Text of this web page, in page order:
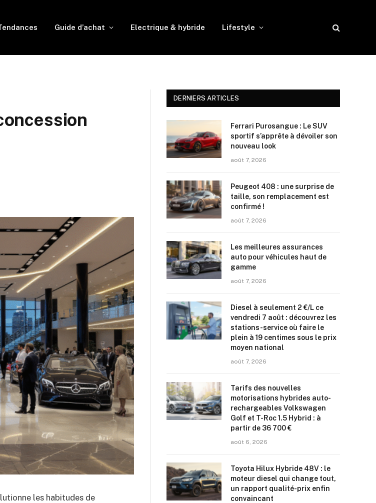
Guide d’achat Electrique & hybride Lifestyle
les habitudes de
DERNIERS ARTICLES
Ferrari Purosangue : Le SUV
sportif s’apprête à dévoiler son
nouveau look
août 7, 2026
Peugeot 408 : une surprise de
taille, son remplacement est
confirmé !
août 7, 2026
Les meilleures assurances
auto pour véhicules haut de
gamme
août 7, 2026
Diesel à seulement 2 €/L ce
vendredi 7 août : découvrez les
stations-service où faire le
plein à 19 centimes sous le prix
moyen national
août 7, 2026
Tarifs des nouvelles
motorisations hybrides auto-
rechargeables Volkswagen
Golf et T-Roc 1.5 Hybrid : à
partir de 36 700 €
août 6, 2026
Toyota Hilux Hybride 48V : le
moteur diesel qui change tout,
un rapport qualité-prix enfin
convaincant